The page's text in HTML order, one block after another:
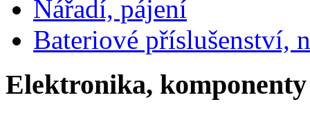
Nářadí, pájení
Bateriové příslušenství,
Elektronika, komponenty